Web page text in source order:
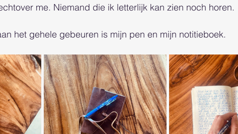
me. Niemand die ik letterlijk kan zien noch horen.
het gehele gebeuren is mijn pen en mijn notitieboek.